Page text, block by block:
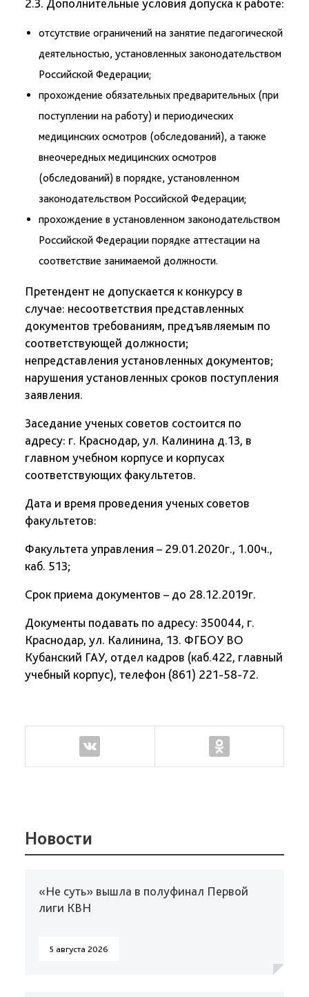
2.3. Дополнительные условия допуска к работе:
отсутствие ограничений на занятие педагогической
деятельностью, установленных законодательством
Российской Федерации;
прохождение обязательных предварительных (при
поступлении на работу) и периодических
медицинских осмотров (обследований), а также
внеочередных медицинских осмотров
(обследований) в порядке, установленном
законодательством Российской Федерации;
прохождение в установленном законодательством
Российской Федерации порядке аттестации на
соответствие занимаемой должности.
Претендент не допускается к конкурсу в
случае: несоответствия представленных
документов требованиям, предъявляемым по
соответствующей должности;
непредставления установленных документов;
нарушения установленных сроков поступления
заявления.
Заседание ученых советов состоится по
адресу: г. Краснодар, ул. Калинина д.13, в
главном учебном корпусе и корпусах
соответствующих факультетов.
Дата и время проведения ученых советов
факультетов:
Факультета управления – 29.01.2020г., 1.00ч.,
каб. 513;
Срок приема документов – до 28.12.2019г.
Документы подавать по адресу: 350044, г.
Краснодар, ул. Калинина, 13. ФГБОУ ВО
Кубанский ГАУ, отдел кадров (каб.422, главный
учебный корпус), телефон (861) 221-58-72.
Новости
«Не суть» вышла в полуфинал Первой
лиги КВН
5 августа 2026